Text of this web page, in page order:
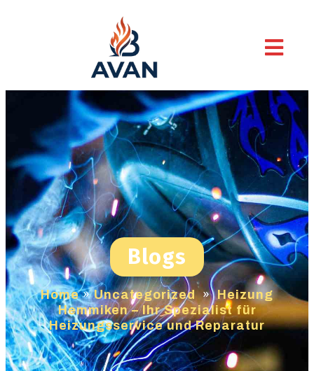
Blogs
Home»Uncategorized » Heizung
Hemmiken – Ihr Spezialist für
Heizungsservice und Reparatur